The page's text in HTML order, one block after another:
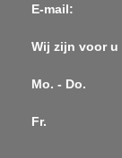
E-mail:
Wij zijn voor u
Mo. - Do.
Fr.